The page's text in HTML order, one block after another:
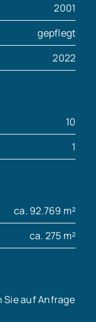
2001
gepflegt
2022
10
1
ca. 92.769 m²
ca. 275 m²
Sie auf Anfrage